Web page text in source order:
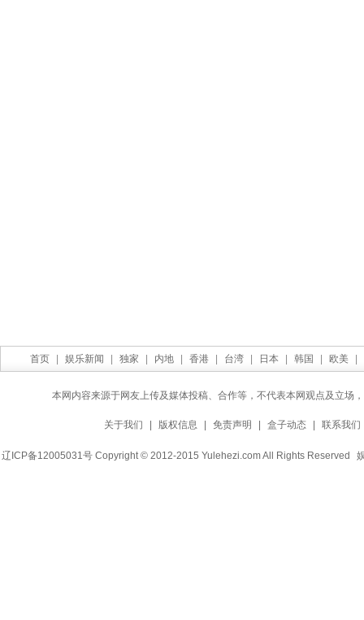
首页 娱乐新闻 独家 内地 香港 台湾 日本 韩国 欧美
本网内容来源于网友上传及媒体投稿、合作等，不代表本网观点及立场
关于我们 版权信息 免责声明 盒子动态 联系我们
辽ICP备12005031号 Copyright © 2012-2015 Yulehezi.com All Rights Reserved